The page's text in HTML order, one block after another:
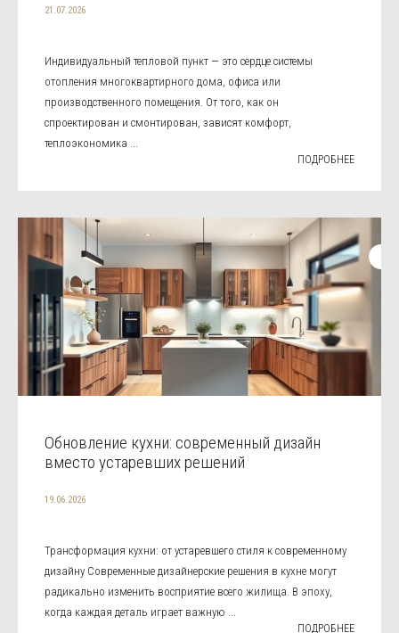
21.07.2026
Индивидуальный тепловой пункт — это сердце системы
отопления многоквартирного дома, офиса или
производственного помещения. От того, как он
спроектирован и смонтирован, зависят комфорт,
теплоэкономика ...
ПОДРОБНЕЕ
Обновление кухни: современный дизайн
вместо устаревших решений
19.06.2026
Трансформация кухни: от устаревшего стиля к современному
дизайну Современные дизайнерские решения в кухне могут
радикально изменить восприятие всего жилища. В эпоху,
когда каждая деталь играет важную ...
ПОДРОБНЕЕ